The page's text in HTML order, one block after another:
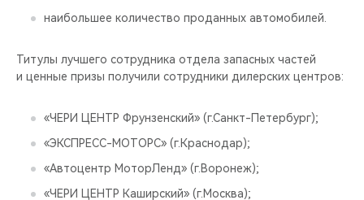
наибольшее количество проданных автомобилей.
Титулы лучшего сотрудника отдела запасных частей
и ценные призы получили сотрудники дилерских центров:
«ЧЕРИ ЦЕНТР Фрунзенский» (г.Санкт-Петербург);
«ЭКСПРЕСС-МОТОРС» (г.Краснодар);
«Автоцентр МоторЛенд» (г.Воронеж);
«ЧЕРИ ЦЕНТР Каширский» (г.Москва);